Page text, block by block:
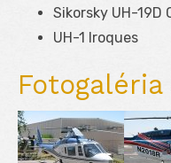
Sikorsky UH-19D
UH-1 Iroques
Fotogaléria